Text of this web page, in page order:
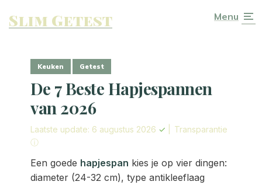
Slim Getest Menu
Keuken Getest
De 7 Beste Hapjespannen
van 2026
Laatste update: 6 augustus 2026 ✓
Transparantie
ⓘ
Een goede hapjespan kies je op vier dingen:
diameter (24-32 cm), type antikleeflaag